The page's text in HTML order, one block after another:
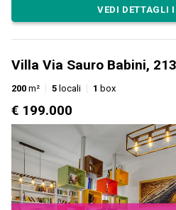
VEDI DETTAGLI
Villa Via Sauro Babini,
200 m² 5 locali 1 box
€ 199.000